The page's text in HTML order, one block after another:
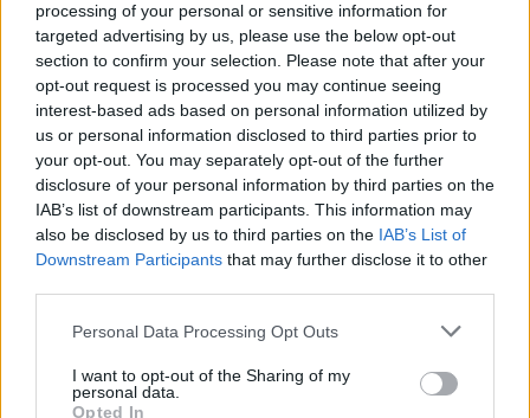
processing of your personal or sensitive information for
targeted advertising by us, please use the below opt-out
section to confirm your selection. Please note that after your
opt-out request is processed you may continue seeing
interest-based ads based on personal information utilized by
us or personal information disclosed to third parties prior to
your opt-out. You may separately opt-out of the further
disclosure of your personal information by third parties on the
IAB’s list of downstream participants. This information may
also be disclosed by us to third parties on the IAB’s List of
Downstream Participants that may further disclose it to other
Please note that this website/app uses one or more Google
not limited to your visit or usage behaviour. You may click to
grant or deny consent to Google and its third-party tags to
Personal Data Processing Opt Outs
I want to opt-out of the Sharing of my
personal data.
Opted In
Red Valley Festival, musica no-stop a Olbia fino
alle 5